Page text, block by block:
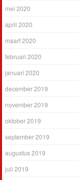
mei 2020
april 2020
maart 2020
februari 2020
januari 2020
december 2019
november 2019
oktober 2019
september 2019
augustus 2019
juli 2019